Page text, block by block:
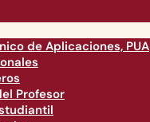
de Aplicaciones, PUA
Profesor